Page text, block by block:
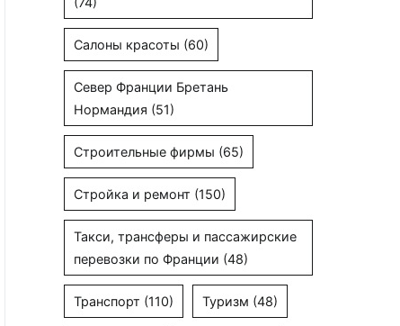
Салоны красоты (60)
Север Франции Бретань
Нормандия (51)
Строительные фирмы (65)
Стройка и ремонт (150)
Такси, трансферы и пассажирские
перевозки по Франции (48)
Транспорт (110) Туризм (48)